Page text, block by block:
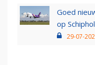
Goed
op
29-07-